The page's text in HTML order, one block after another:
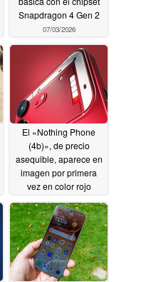
Snapdragon 4 Gen 2
07/03/2026
El «Nothing Phone
(4b)», de precio
asequible, aparece en
imagen por primera
vez en color rojo
07/02/2026